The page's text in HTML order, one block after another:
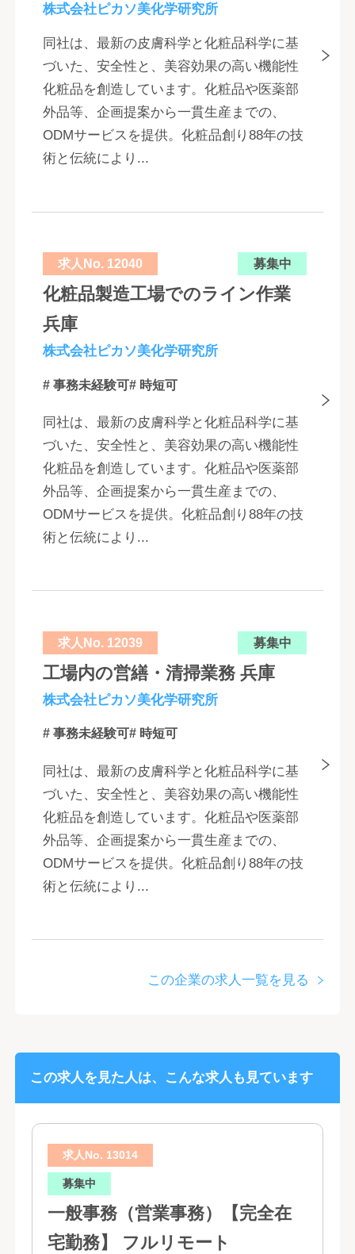
株式会社ピカソ美化学研究所
同社は、最新の皮膚科学と化粧品科学に基
づいた、安全性と、美容効果の高い機能性
化粧品を創造しています。化粧品や医薬部
外品等、企画提案から一貫生産までの、
ODMサービスを提供。化粧品創り88年の技
術と伝統により...
求人No. 12040 募集中
化粧品製造工場でのライン作業
兵庫
株式会社ピカソ美化学研究所
# 事務未経験可# 時短可
同社は、最新の皮膚科学と化粧品科学に基
づいた、安全性と、美容効果の高い機能性
化粧品を創造しています。化粧品や医薬部
外品等、企画提案から一貫生産までの、
ODMサービスを提供。化粧品創り88年の技
術と伝統により...
求人No. 12039 募集中
工場内の営繕・清掃業務 兵庫
株式会社ピカソ美化学研究所
# 事務未経験可# 時短可
同社は、最新の皮膚科学と化粧品科学に基
づいた、安全性と、美容効果の高い機能性
化粧品を創造しています。化粧品や医薬部
外品等、企画提案から一貫生産までの、
ODMサービスを提供。化粧品創り88年の技
術と伝統により...
この企業の求人一覧を見る
この求人を見た人は、こんな求人も見ています
求人No. 13014
募集中
一般事務（営業事務）【完全在
宅勤務】 フルリモート